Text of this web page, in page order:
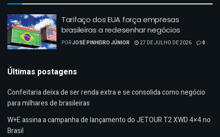
Tarifaço dos EUA força empresas
brasileiras a redesenhar negócios
PORJOSÉ PINHEIRO JÚNIOR 27 DE JULHO DE 2026 0
Últimas postagens
Confeitaria deixa de ser renda extra e se consolida como negócio
para milhares de brasileiras
W+E assina a campanha de lançamento do JETOUR T2 XWD 4×4 no
Brasil